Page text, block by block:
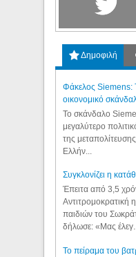
Δημοφιλή
Φάκελος Siemens:
οικονομικό
Το σκάνδαλο
μεγαλύτερο
της
Ελλήν...
Συγκλονίζει η
Έπειτα από 3,5
Αντιτρομοκρατική
παιδιών του
δήλωσε: «Μας έλεγ...
Το πείραμα του